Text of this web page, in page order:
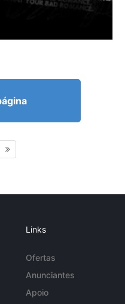
Links
Ofertas
Anunciantes
Apoio